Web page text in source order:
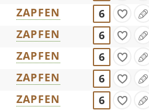
ZAPFEN
6
ZAPFEN
6
ZAPFEN
6
ZAPFEN
6
ZAPFEN
6